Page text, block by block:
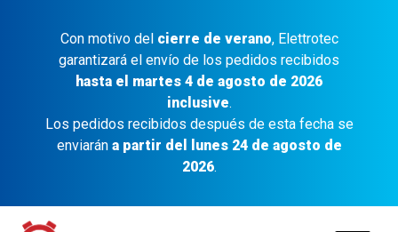
Con motivo del cierre de verano, Elettrotec
garantizará el envío de los pedidos recibidos
hasta el martes 4 de agosto de 2026
inclusive.
Los pedidos recibidos después de esta fecha se
enviarán a partir del lunes 24 de agosto de
2026.